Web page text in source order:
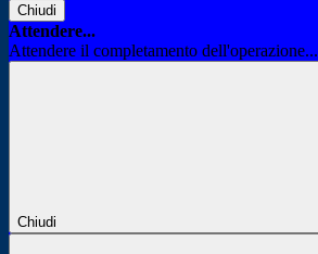
Chiudi
Attendere...
Attendere il completamento dell'operazione...
Chiudi